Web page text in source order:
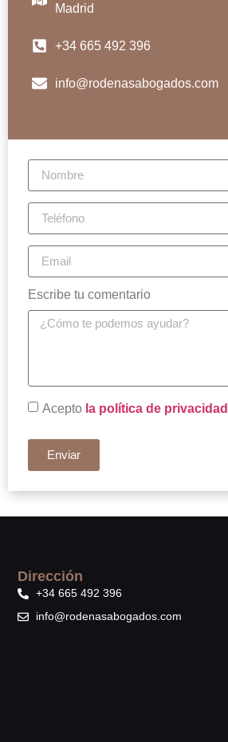
Madrid
+34 665 492 396
info@rodenasabogados.com
Escribe tu comentario
Acepto la política de privacidad
Enviar
Dirección
+34 665 492 396
info@rodenasabogados.com